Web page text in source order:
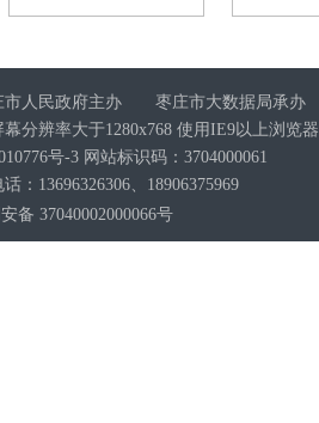
市人民政府主办 枣庄市大数据局承办
分辨率大于1280x768 使用IE9以上浏览
号-3 网站标识码：3704000061
：13696326306、18906375969
备 37040002000066号